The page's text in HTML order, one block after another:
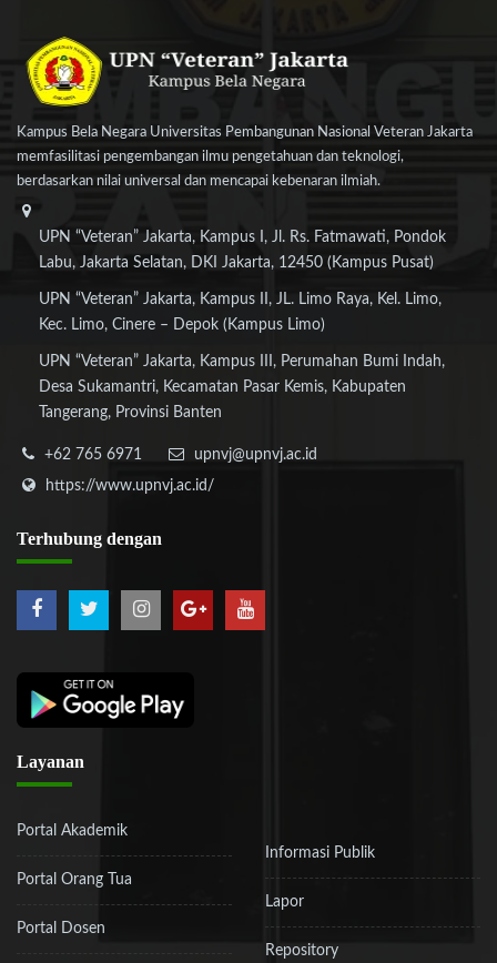
Kampus Bela Negara Universitas Pembangunan Nasional Veteran Jakarta
memfasilitasi pengembangan ilmu pengetahuan dan teknologi,
berdasarkan nilai universal dan mencapai kebenaran ilmiah.
UPN “Veteran” Jakarta, Kampus I, Jl. Rs. Fatmawati, Pondok
Labu, Jakarta Selatan, DKI Jakarta, 12450 (Kampus Pusat)
UPN “Veteran” Jakarta, Kampus II, JL. Limo Raya, Kel. Limo,
Kec. Limo, Cinere – Depok (Kampus Limo)
UPN “Veteran” Jakarta, Kampus III, Perumahan Bumi Indah,
Desa Sukamantri, Kecamatan Pasar Kemis, Kabupaten
Tangerang, Provinsi Banten
+62 765 6971
upnvj@upnvj.ac.id
https://www.upnvj.ac.id/
Terhubung dengan
Layanan
Portal Akademik
Portal Orang Tua
Portal Dosen
Informasi Publik
Lapor
Repository